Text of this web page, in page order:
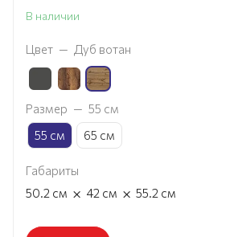
В наличии
Цвет — Дуб вотан
Размер — 55 см
55 см
65 см
Габариты
50.2 см × 42 см × 55.2 см